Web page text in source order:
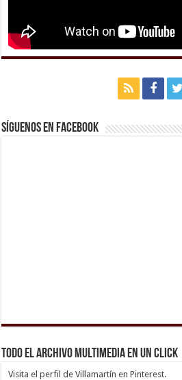
Síguenos en Facebook
Todo el archivo multimedia en un click
Visita el perfil de Villamartín en Pinterest.